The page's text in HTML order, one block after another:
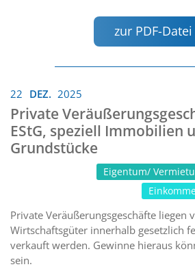
zur PDF-Datei
22 DEZ. 2025
Private
EStG, speziell Immobilien
Grundstücke
Eigentum/
Private Veräußerungsgeschäfte liegen
Wirtschaftsgüter innerhalb gesetzlich
verkauft werden. Gewinne hieraus
sein.